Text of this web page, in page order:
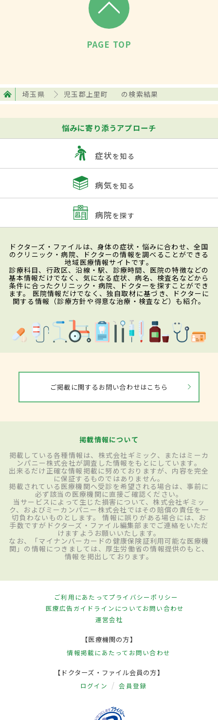
PAGE TOP
埼玉県 児玉郡上里町 の検索結果
悩みに寄り添うアプローチ
症状を知る
病気を知る
病院を探す
ドクターズ・ファイルは、身体の症状・悩みに合わせ、全国
のクリニック・病院、ドクターの情報を調べることができる
地域医療情報サイトです。
診療科目、行政区、沿線・駅、診療時間、医院の特徴などの
基本情報だけでなく、気になる症状、病名、検査名などから
条件に合ったクリニック・病院、ドクターを探すことができ
ます。 医院情報だけでなく、独自取材に基づき、ドクターに
関する情報（診療方針や得意な治療・検査など）も紹介。
ご掲載に関するお問い合わせはこちら
掲載情報について
掲載している各種情報は、株式会社ギミック、またはミーカ
ンパニー株式会社が調査した情報をもとにしています。
出来るだけ正確な情報掲載に努めておりますが、内容を完全
に保証するものではありません。
掲載されている医療機関へ受診を希望される場合は、事前に
必ず該当の医療機関に直接ご確認ください。
当サービスによって生じた損害について、株式会社ギミッ
ク、およびミーカンパニー株式会社ではその賠償の責任を一
切負わないものとします。 情報に誤りがある場合には、お
手数ですがドクターズ・ファイル編集部までご連絡をいただ
けますようお願いいたします。
なお、「マイナンバーカードの健康保険証利用可能な医療機
関」の情報につきましては、厚生労働省の情報提供のもと、
情報を掲出しております。
ご利用にあたってプライバシーポリシー
医療広告ガイドラインについてお問い合わせ
運営会社
【医療機関の方】
情報掲載にあたって お問い合わせ
【ドクターズ・ファイル会員の方】
ログイン 会員登録